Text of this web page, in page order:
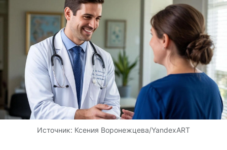
Источник: Ксения Воронежцева/YandexART